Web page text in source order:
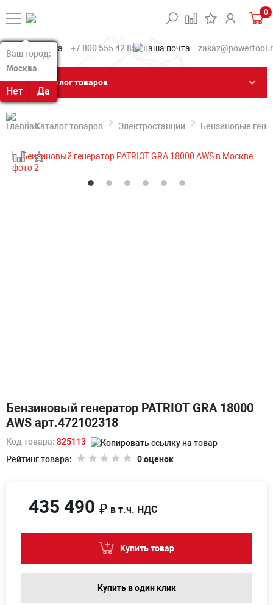
Ваш город:
Москва
Нет Да
Ваш город:
Москва
Нет Да
0
+7 800 555 42 85
Каталог товаров
Каталог товаров Электростанции Бензиновые
Бензиновый генератор PATRIOT GRA 18000
AWS арт.472102318
Код товара: 825113
Рейтинг товара:
0 оценок
435 490 ₽ в т.ч. НДС
Купить товар
Купить в один клик